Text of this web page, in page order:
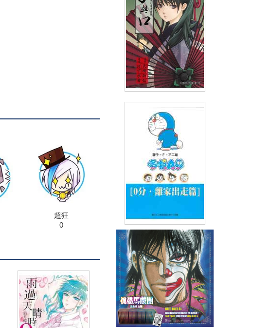
超狂
0
手與口 ~江戶便利屋事件帖~
(04)
91折 NT$90 (
哆啦A夢文庫版(03)零點離家出
走篇
NT$100 90折 NT$90 (USD2.99)